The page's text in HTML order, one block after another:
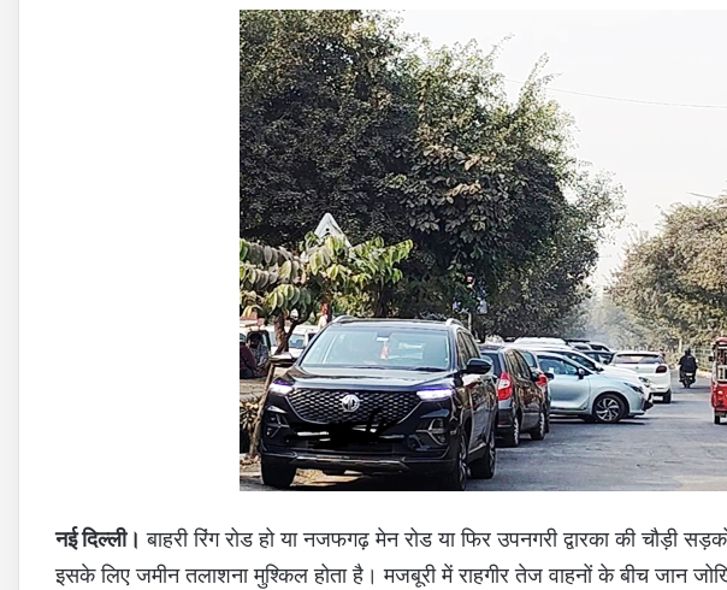
नई दिल्ली। बाहरी रिंग रोड हो या नजफगढ़ मेन रोड या फिर उपनगरी द्वारका की चौड़ी
इसके लिए जमीन तलाशना मुश्किल होता है। मजबूरी में राहगीर तेज वाहनों के बीच जान